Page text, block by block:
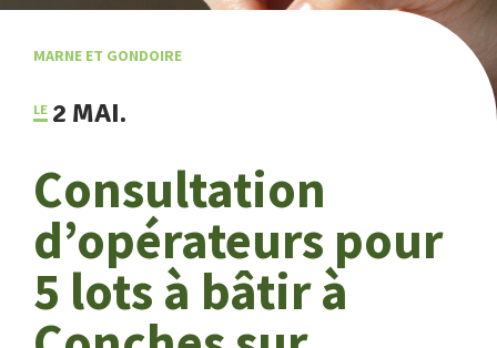
MARNE ET GONDOIRE
2 MAI.
Consultation
d’opérateurs pour
5 lots à bâtir à